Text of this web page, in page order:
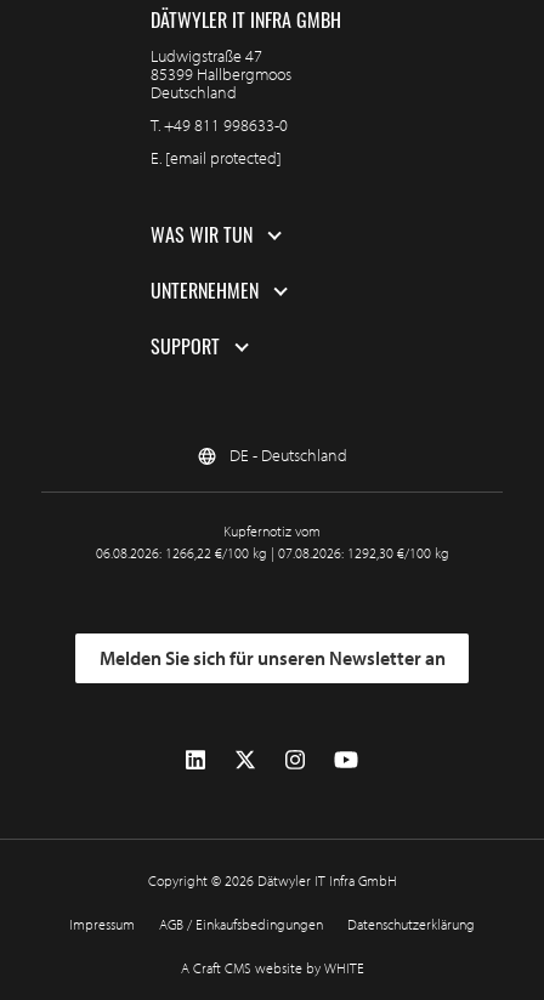
DÄTWYLER IT INFRA GMBH
Ludwigstraße 47
85399 Hallbergmoos
Deutschland
T.+49 811 998633-0
E. [email protected]
WAS WIR TUN
UNTERNEHMEN
SUPPORT
DE - Deutschland
Kupfernotiz vom
06.08.2026: 1266,22 €/100 kg | 07.08.2026: 1292,30 €/100 kg
Melden Sie sich für unseren Newsletter an
Copyright © 2026 Dätwyler IT Infra GmbH
Impressum AGB / Einkaufsbedingungen Datenschutzerklärung
A Craft CMS website by WHITE